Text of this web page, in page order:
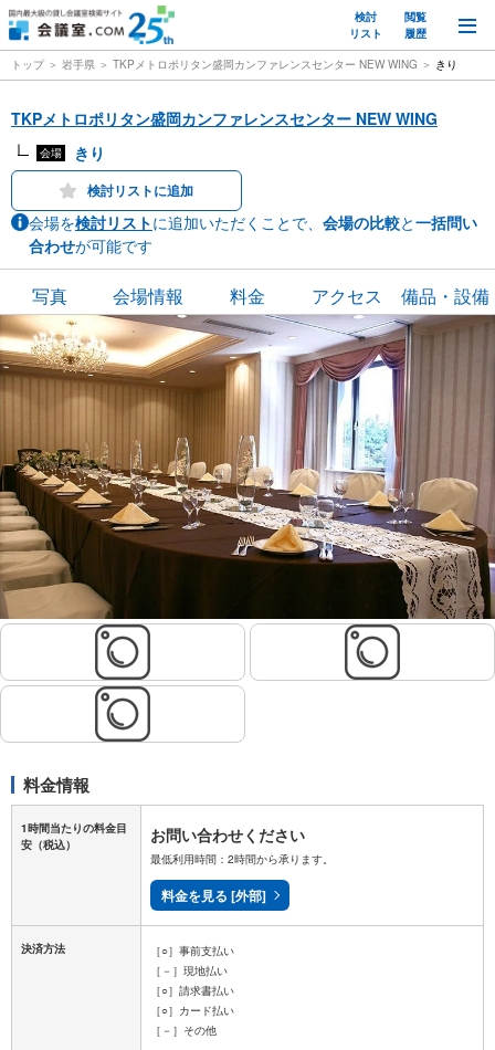
検討
リスト
閲覧
履歴
トップ 岩手県 TKPメトロポリタン盛岡カンファレンスセンター NEW WING きり
TKPメトロポリタン盛岡カンファレンスセンター NEW WING
会場 きり
検討リストに追加
会場を検討リストに追加いただくことで、 会場の比較と一括問い
合わせが可能です
写真 会場情報 料金 アクセス 備品・設備
料金情報
1時間当たりの料金目
安 （税込） お問い合わせください
最低利用時間：2時間から承ります。
料金を見る [外部]
決済方法
［○］事前支払い
［－］現地払い
［○］請求書払い
［○］カード払い
［－］その他